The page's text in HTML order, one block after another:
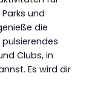
und
die
Clubs, in
Es wird dir